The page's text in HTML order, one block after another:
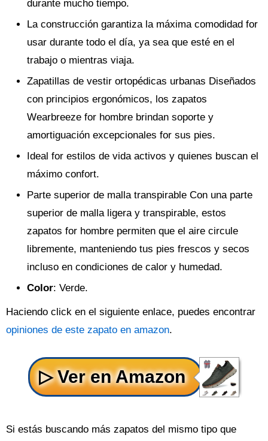
durante mucho tiempo.
La construcción garantiza la máxima comodidad for
usar durante todo el día, ya sea que esté en el
trabajo o mientras viaja.
Zapatillas de vestir ortopédicas urbanas Diseñados
con principios ergonómicos, los zapatos
Wearbreeze for hombre brindan soporte y
amortiguación excepcionales for sus pies.
Ideal for estilos de vida activos y quienes buscan el
máximo confort.
Parte superior de malla transpirable Con una parte
superior de malla ligera y transpirable, estos
zapatos for hombre permiten que el aire circule
libremente, manteniendo tus pies frescos y secos
incluso en condiciones de calor y humedad.
Color: Verde.
Haciendo click en el siguiente enlace, puedes encontrar
opiniones de este zapato en amazon.
Si estás buscando más zapatos del mismo tipo que